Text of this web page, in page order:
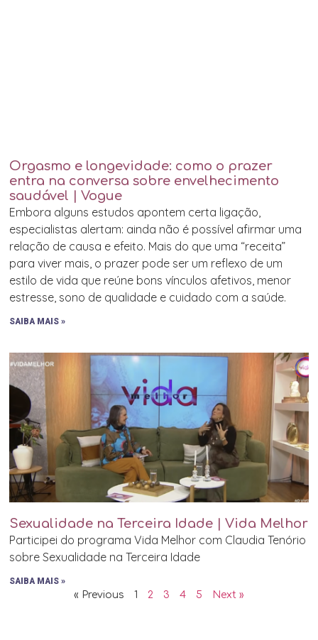
Orgasmo e longevidade: como o prazer
entra na conversa sobre envelhecimento
saudável | Vogue
Embora alguns estudos apontem certa ligação,
especialistas alertam: ainda não é possível afirmar uma
relação de causa e efeito. Mais do que uma “receita”
para viver mais, o prazer pode ser um reflexo de um
estilo de vida que reúne bons vínculos afetivos, menor
estresse, sono de qualidade e cuidado com a saúde.
SAIBA MAIS »
Sexualidade na Terceira Idade | Vida Melhor
Participei do programa Vida Melhor com Claudia Tenório
sobre Sexualidade na Terceira Idade
SAIBA MAIS »
« Previous 1 2 3 4 5 Next »